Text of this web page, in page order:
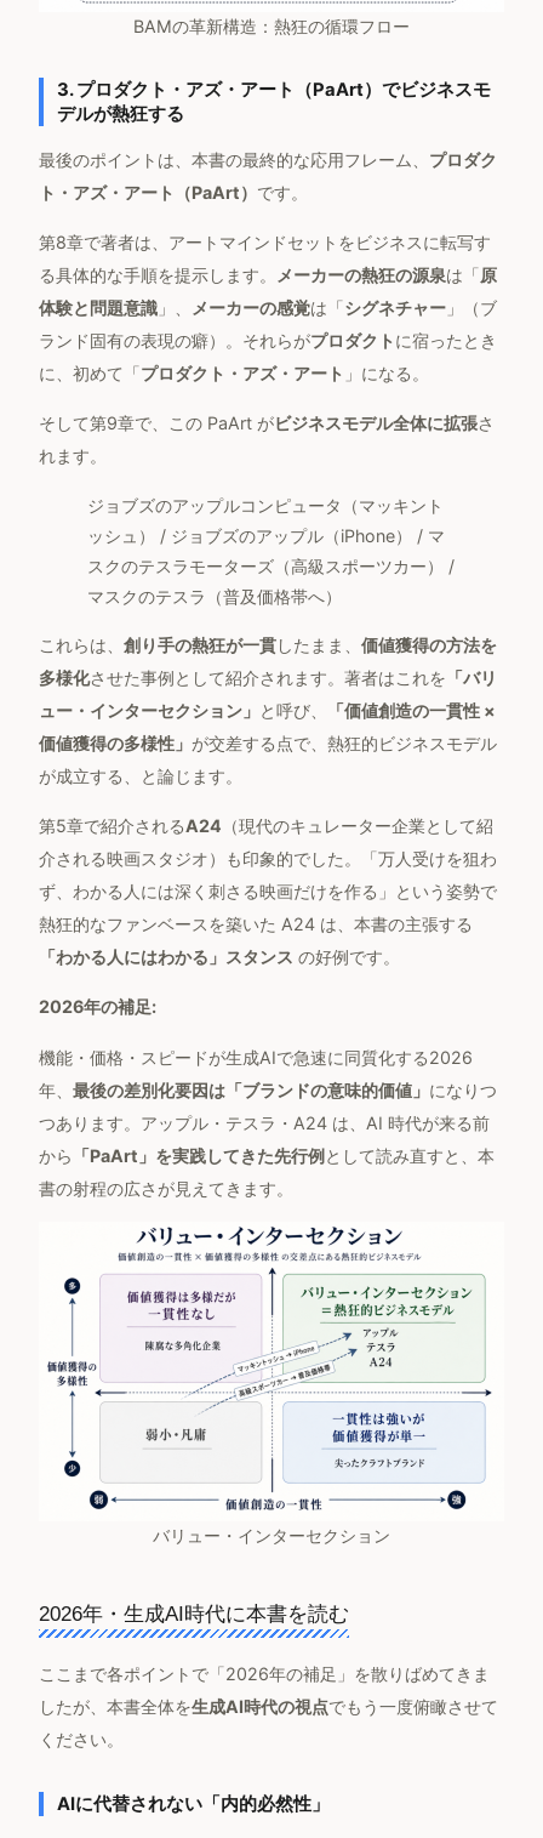
BAMの革新構造：熱狂の循環フロー
3. プロダクト・アズ・アート（PaArt）でビジネスモ
デルが熱狂する
最後のポイントは、本書の最終的な応用フレーム、 プロダク
ト・アズ・アート（PaArt） です。
第8章で著者は、アートマインドセットをビジネスに転写す
る具体的な手順を提示します。
メーカーの熱狂の源泉は「原
体験と問題意識 」、 メーカーの感覚は「シグネチャー 」（ブ
ランド固有の表現の癖）。それらがプロダクト に宿ったとき
に、初めて「プロダクト・アズ・アート 」になる。
そして第9章で、この PaArt がビジネスモデル全体に拡張さ
れます。
ジョブズのアップルコンピュータ（マッキント
ッシュ） / ジョブズのアップル（iPhone） / マ
スクのテスラモーターズ（高級スポーツカー） /
マスクのテスラ（普及価格帯へ）
これらは、 創り手の熱狂が一貫したまま、 価値獲得の方法を
多様化させた事例として紹介されます。著者はこれを 「バリ
ュー・インターセクション」 と呼び、
「価値創造の一貫性 ×
価値獲得の多様性」 が交差する点で、熱狂的ビジネスモデル
が成立する、と論じます。
第5章で紹介されるA24 （現代のキュレーター企業として紹
介される映画スタジオ）も印象的でした。「万人受けを狙わ
ず、わかる人には深く刺さる映画だけを作る」という姿勢で
熱狂的なファンベースを築いた A24 は、本書の主張する
「わかる人にはわかる」スタンス の好例です。
2026年の補足:
機能・価格・スピードが生成AIで急速に同質化する2026
年、 最後の差別化要因は「ブランドの意味的価値」 になりつ
つあります。アップル・テスラ・A24 は、AI 時代が来る前
から 「PaArt」を実践してきた先行例として読み直すと、本
書の射程の広さが見えてきます。
バリュー・インターセクション
2026年・生成AI時代に本書を読む
ここまで各ポイントで「2026年の補足」を散りばめてきま
したが、本書全体を生成AI時代の視点でもう一度俯瞰させて
ください。
AIに代替されない「内的必然性」